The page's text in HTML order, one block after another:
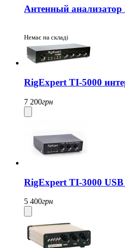
Антенный
Немає на складі
RigExpert TI-5000
7 200грн
RigExpert TI-3000 USB
5 400грн